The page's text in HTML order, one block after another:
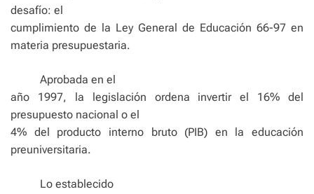
desafío: el
cumplimiento de la Ley General de Educación 66-97 en
materia presupuestaria.
Aprobada en el
año 1997, la legislación ordena invertir el 16% del
presupuesto nacional o el
4% del producto interno bruto (PIB) en la educación
preuniversitaria.
Lo establecido